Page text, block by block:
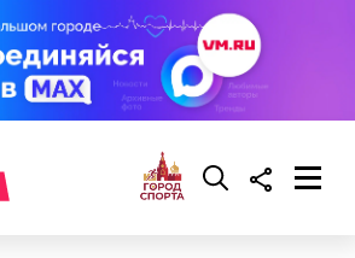
с курицей